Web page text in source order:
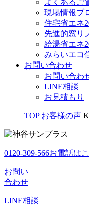
現場情報ブ
住宅省エネ
先進的窓リ
給湯省エネ
みらいエコ
お問い合わせ
お問い合わ
LINE相談
お見積もり
TOP お客様の声
0120-309-566お電話は
お問い
合わせ
LINE相談